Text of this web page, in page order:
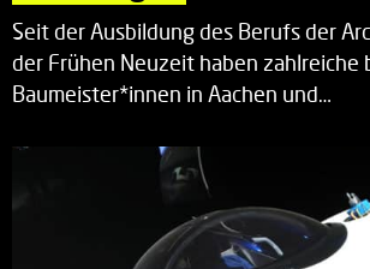
Seit der Ausbildung des Berufs der
der Frühen Neuzeit haben zahlreiche
Baumeister*innen in Aachen und…